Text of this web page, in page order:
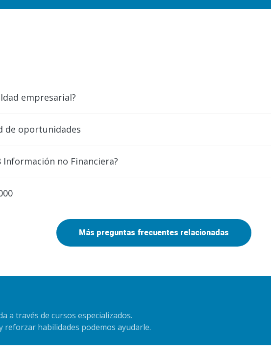
empresarial?
de oportunidades
Información no Financiera?
Más preguntas frecuentes relacionadas
a través de cursos especializados.
reforzar habilidades podemos ayudarle.